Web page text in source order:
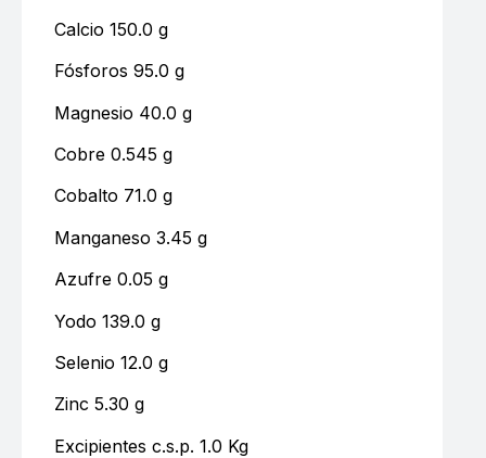
Calcio 150.0 g
Fósforos 95.0 g
Magnesio 40.0 g
Cobre 0.545 g
Cobalto 71.0 g
Manganeso 3.45 g
Azufre 0.05 g
Yodo 139.0 g
Selenio 12.0 g
Zinc 5.30 g
Excipientes c.s.p. 1.0 Kg